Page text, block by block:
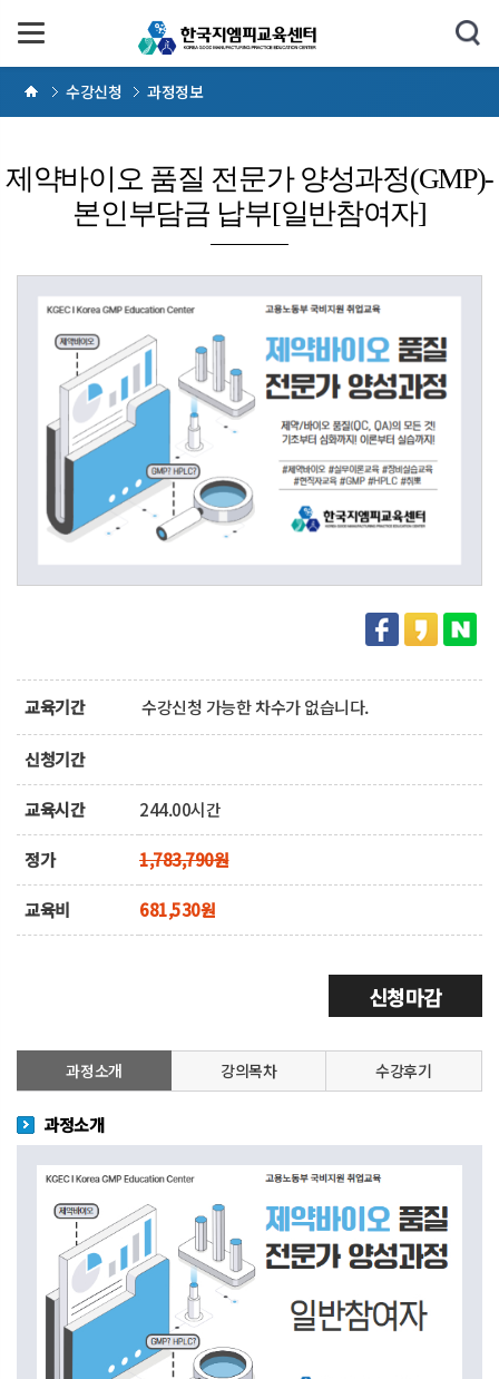
수강신청 과정정보
제약바이오 품질 전문가 양성과정(GMP)-
본인부담금 납부[일반참여자]
교육기간 수강신청 가능한 차수가 없습니다.
신청기간
교육시간 244.00시간
정가 1,783,790원
교육비 681,530원
신청마감
과정소개 강의목차 수강후기
과정소개